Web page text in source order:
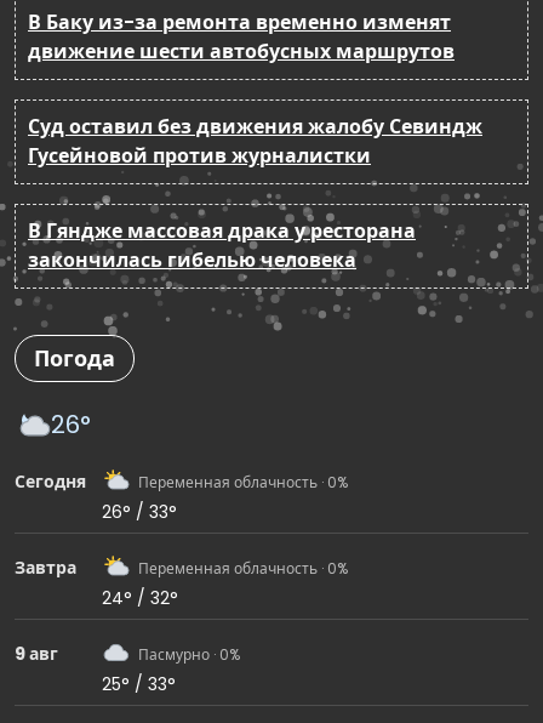
В Баку из-за ремонта временно изменят
движение шести автобусных маршрутов
Суд оставил без движения жалобу Севиндж
Гусейновой против журналистки
В Гяндже массовая драка у ресторана
закончилась гибелью человека
Погода
26°
Сегодня Переменная облачность · 0%
26° / 33°
Завтра Переменная облачность · 0%
24° / 32°
9 авг Пасмурно · 0%
25° / 33°